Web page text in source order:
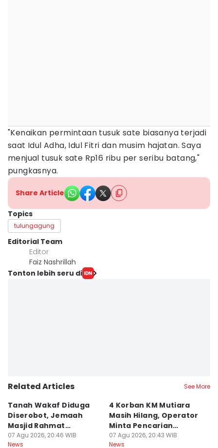
"Kenaikan permintaan tusuk sate biasanya terjadi
saat Idul Adha, Idul Fitri dan musim hajatan. Saya
menjual tusuk sate Rp16 ribu per seribu batang,"
pungkasnya.
Share Article
Topics
tulungagung
Editorial Team
Editor
Faiz Nashrillah
Tonton lebih seru di
Related Articles See More
Tanah Wakaf Diduga
Diserobot, Jemaah
Masjid Rahmat
Surabaya Protes
07 Agu 2026, 20:46 WIB
News
4 Korban KM Mutiara
Masih Hilang, Operator
Minta Pencarian
Dilanjut
07 Agu 2026, 20:43 WIB
News